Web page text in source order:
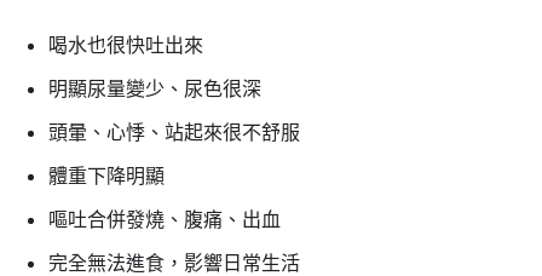
喝水也很快吐出來
明顯尿量變少、尿色很深
頭暈、心悸、站起來很不舒服
體重下降明顯
嘔吐合併發燒、腹痛、出血
完全無法進食，影響日常生活